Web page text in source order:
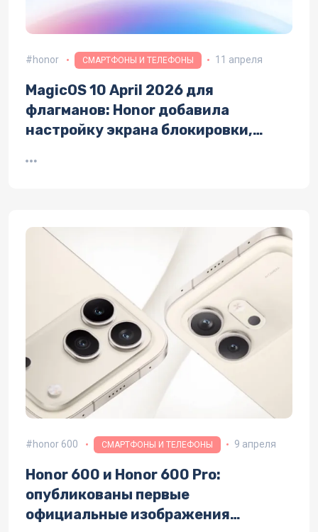
honor СМАРТФОНЫ И ТЕЛЕФОНЫ 11 апреля
MagicOS 10 April 2026 для
флагманов: Honor добавила
настройку экрана блокировки,
honor 600 СМАРТФОНЫ И ТЕЛЕФОНЫ 9 апреля
Honor 600 и Honor 600 Pro:
опубликованы первые
официальные изображения